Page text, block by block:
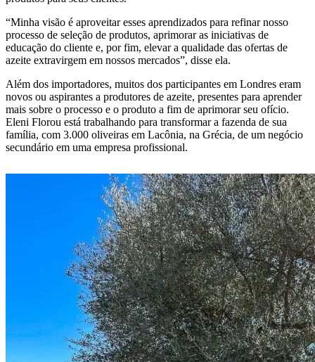
“Minha visão é aproveitar esses aprendizados para refinar nosso
processo de seleção de produtos, aprimorar as iniciativas de
educação do cliente e, por fim, elevar a qualidade das ofertas de
azeite extravirgem em nossos mercados”, disse ela.
Além dos importadores, muitos dos participantes em Londres eram
novos ou aspirantes a produtores de azeite, presentes para aprender
mais sobre o processo e o produto a fim de aprimorar seu ofício.
Eleni Florou está trabalhando para transformar a fazenda de sua
família, com 3.000 oliveiras em Lacônia, na Grécia, de um negócio
secundário em uma empresa profissional.